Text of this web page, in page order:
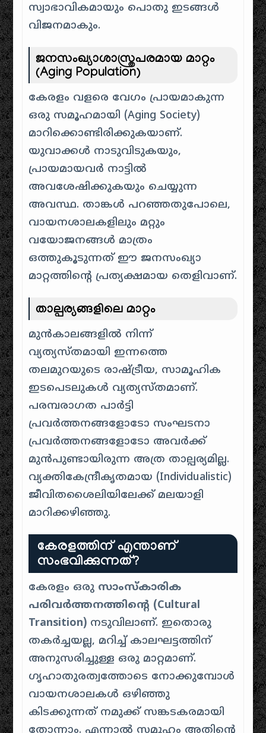
സ്വാഭാവികമായും പൊതു ഇടങ്ങൾ
വിജനമാകും.
ജനസംഖ്യാശാസ്ത്രപരമായ മാറ്റം
(Aging Population)
കേരളം വളരെ വേഗം പ്രായമാകുന്ന
ഒരു സമൂഹമായി (Aging Society)
മാറിക്കൊണ്ടിരിക്കുകയാണ്.
യുവാക്കൾ നാടുവിടുകയും,
പ്രായമായവർ നാട്ടിൽ
അവശേഷിക്കുകയും ചെയ്യുന്ന
അവസ്ഥ. താങ്കൾ പറഞ്ഞതുപോലെ,
വായനശാലകളിലും മറ്റും
വയോജനങ്ങൾ മാത്രം
ഒത്തുകൂടുന്നത് ഈ ജനസംഖ്യാ
മാറ്റത്തിന്റെ പ്രത്യക്ഷമായ തെളിവാണ്.
താല്പര്യങ്ങളിലെ മാറ്റം
മുൻകാലങ്ങളിൽ നിന്ന്
വ്യത്യസ്തമായി ഇന്നത്തെ
തലമുറയുടെ രാഷ്ട്രീയ, സാമൂഹിക
ഇടപെടലുകൾ വ്യത്യസ്തമാണ്.
പരമ്പരാഗത പാർട്ടി
പ്രവർത്തനങ്ങളോടോ സംഘടനാ
പ്രവർത്തനങ്ങളോടോ അവർക്ക്
മുൻപുണ്ടായിരുന്ന അത്ര താല്പര്യമില്ല.
വ്യക്തികേന്ദ്രീകൃതമായ (Individualistic)
ജീവിതശൈലിയിലേക്ക് മലയാളി
മാറിക്കഴിഞ്ഞു.
കേരളത്തിന് എന്താണ്
സംഭവിക്കുന്നത്?
കേരളം ഒരു സാംസ്കാരിക
പരിവർത്തനത്തിന്റെ (Cultural
Transition) നടുവിലാണ്. ഇതൊരു
തകർച്ചയല്ല, മറിച്ച് കാലഘട്ടത്തിന്
അനുസരിച്ചുള്ള ഒരു മാറ്റമാണ്.
ഗൃഹാതുരത്വത്തോടെ നോക്കുമ്പോൾ
വായനശാലകൾ ഒഴിഞ്ഞു
കിടക്കുന്നത് നമുക്ക് സങ്കടകരമായി